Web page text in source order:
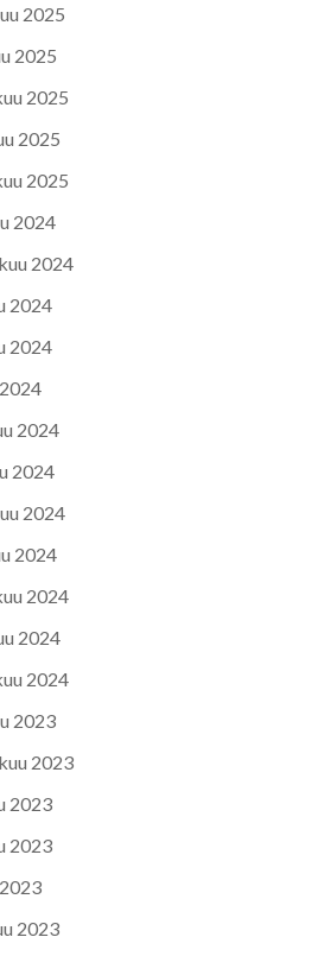
2025
2025
2025
2025
2025
2024
2024
2024
2024
2024
2024
2024
2024
2024
2024
2024
2023
2023
2023
2023
2023